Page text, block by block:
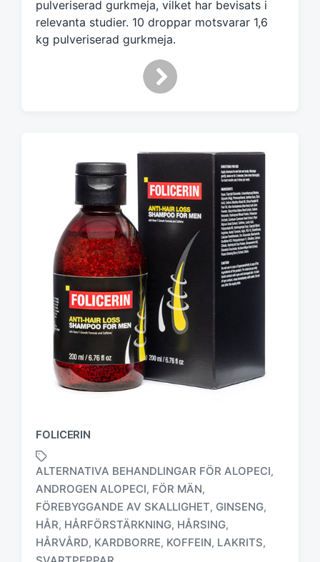
pulveriserad gurkmeja, vilket har bevisats i
relevanta studier. 10 droppar motsvarar 1,6
kg pulveriserad gurkmeja.
FOLICERIN
ä
r
ALTERNATIVA BEHANDLINGAR FÖR ALOPECI,
ANDROGEN ALOPECI, FÖR MÄN,
FÖREBYGGANDE AV SKALLIGHET, GINSENG,
HÅR, HÅRFÖRSTÄRKNING, HÅRSING,
HÅRVÅRD, KARDBORRE, KOFFEIN, LAKRITS,